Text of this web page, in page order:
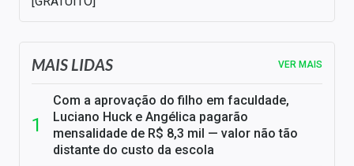
MAIS LIDAS VER MAIS
Com a aprovação do filho em faculdade,
Luciano Huck e Angélica pagarão
mensalidade de R$ 8,3 mil — valor não tão
distante do custo da escola